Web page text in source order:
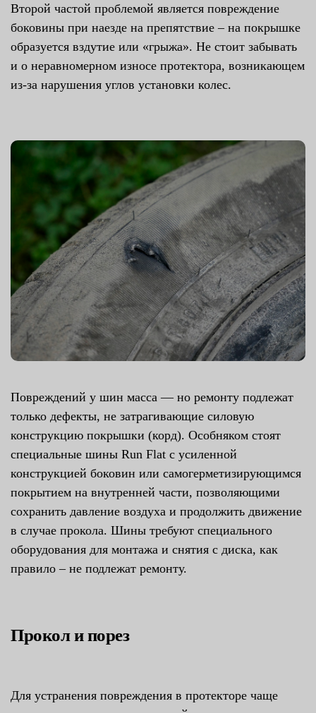
Второй частой проблемой является повреждение
боковины при наезде на препятствие – на покрышке
образуется вздутие или «грыжа». Не стоит забывать
и о неравномерном износе протектора, возникающем
из-за нарушения углов установки колес.
Повреждений у шин масса — но ремонту подлежат
только дефекты, не затрагивающие силовую
конструкцию покрышки (корд). Особняком стоят
специальные шины Run Flat с усиленной
конструкцией боковин или самогерметизирующимся
покрытием на внутренней части, позволяющими
сохранить давление воздуха и продолжить движение
в случае прокола. Шины требуют специального
оборудования для монтажа и снятия с диска, как
правило – не подлежат ремонту.
Прокол и порез
Для устранения повреждения в протекторе чаще